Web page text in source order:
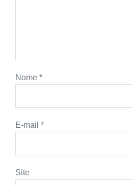
Nome *
E-mail *
Site